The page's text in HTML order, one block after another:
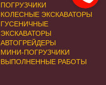
ПОГРУЗЧИКИ
КОЛЕСНЫЕ ЭКСКАВАТОРЫ
ГУСЕНИЧНЫЕ
ЭКСКАВАТОРЫ
АВТОГРЕЙДЕРЫ
МИНИ-ПОГРУЗЧИКИ
ВЫПОЛНЕННЫЕ РАБОТЫ